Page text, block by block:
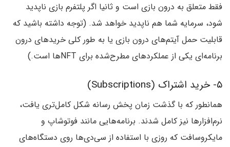
فقط متعلق به درون بازی است و ثانیا اگر پلتفرم بازی ناپدید
شود، سرمایه ‌شما هم ناپدید خواهد شد. (توجه داشته باشید که
قابلیت حمل آیتم‌های درون بازی یا به طور کلی خریدهای درون
برنامه‌ای یکی از عملکردهای مطرح‌شده برای NFTها است.)
۵- خرید اشتراک (Subscriptions)
همانطور که با گذشت زمان پخش رسانه شکل کامل‌تری یافت،
نرم‌افزارها نیز کامل شدند. برنامه‌هایی مانند فوتوشاپ و
مایکروسافت که روزی با استفاده از سی‌دی‌ها روی دستگاه‌های